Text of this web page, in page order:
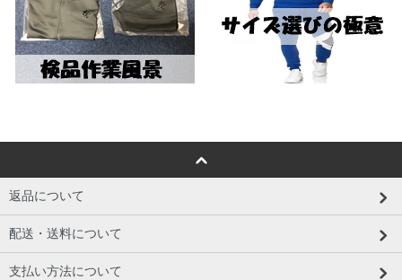
返品について
配送・送料について
支払い方法について